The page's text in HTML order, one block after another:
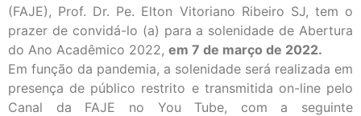
(FAJE), Prof. Dr. Pe. Elton Vitoriano Ribeiro SJ, tem o
prazer de convidá-lo (a) para a solenidade de Abertura
do Ano Acadêmico 2022, em 7 de março de 2022.
Em função da pandemia, a solenidade será realizada em
presença de público restrito e transmitida on-line pelo
Canal da FAJE no You Tube, com a seguinte